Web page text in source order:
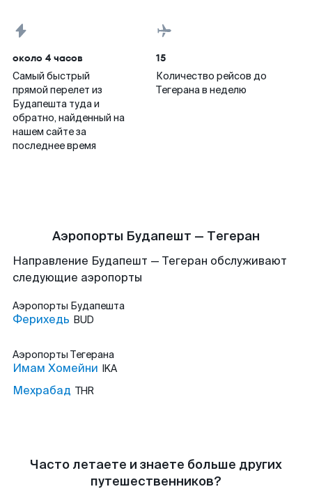
около 4 часов
Самый быстрый
прямой перелет из
Будапешта туда и
обратно, найденный на
нашем сайте за
последнее время
15
Количество рейсов до
Тегерана в неделю
Аэропорты Будапешт — Тегеран
Направление Будапешт — Тегеран обслуживают
следующие аэропорты
Аэропорты Будапешта
Ферихедь BUD
Аэропорты Тегерана
Имам Хомейни IKA
Мехрабад THR
Часто летаете и знаете больше других
путешественников?